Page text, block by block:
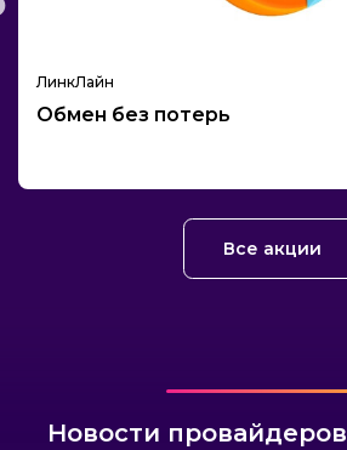
ЛинкЛайн
Обмен без потерь
Все акции
Новости